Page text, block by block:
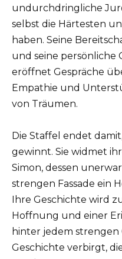
undurchdringliche
selbst die Härtesten
haben. Seine
und seine persönliche
eröffnet Gespräche
Empathie und
von Träumen.
Die Staffel endet
gewinnt. Sie widmet
Simon, dessen
strengen Fassade ein
Ihre Geschichte wird
Hoffnung und einer
hinter jedem strengen
Geschichte verbirgt,